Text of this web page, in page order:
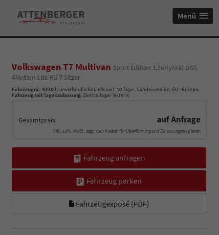
Menü
Volkswagen T7 Multivan Sport Edition 1,5eHybrid DSG
4Motion Lite KÜ 7 Sitzer
Fahrzeugnr.: 43303, unverbindliche Lieferzeit: 10 Tage , Landesversion: EU - Europa,
Fahrzeug mit Tageszulassung, Zentrallager (extern)
Gesamtpreis auf Anfrage
inkl. 19% MwSt., zzgl. den Kosten für Überführung und Zulassungspapieren
Fahrzeug anfragen
Fahrzeug parken
Fahrzeugexposé (PDF)